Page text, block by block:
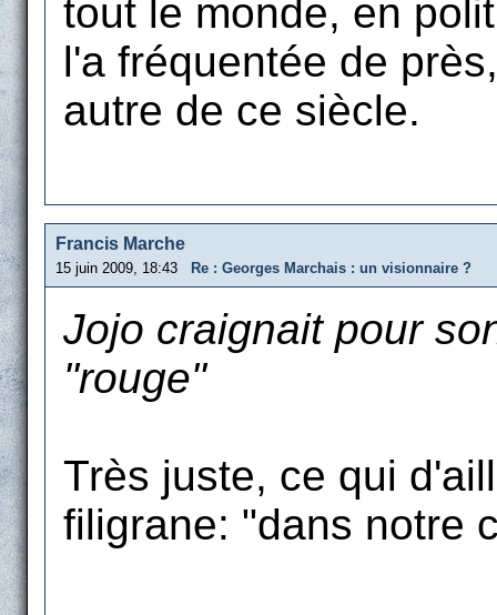
tout le monde, en
l'a fréquentée de
autre de ce siècle.
Francis Marche
15 juin 2009, 18:43 Re : Georges Marchais : un visionnaire ?
Jojo craignait pour
"rouge"
Très juste, ce qui
filigrane: "dans notre